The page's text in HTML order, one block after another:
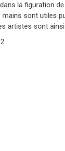
la figuration
mains sont utiles
artistes sont